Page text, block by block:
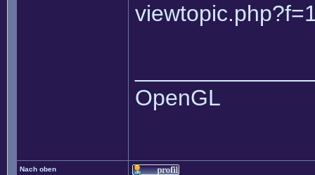
OpenGL
Nach oben